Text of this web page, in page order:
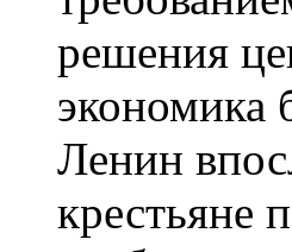
решения
экономика
Ленин
крестьяне